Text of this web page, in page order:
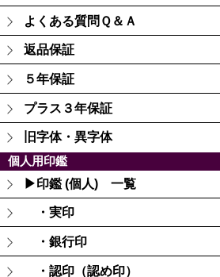
よくある質問Ｑ＆Ａ
返品保証
５年保証
プラス３年保証
旧字体・異字体
個人用印鑑
▶印鑑 (個人) 一覧
・実印
・銀行印
・認印（認め印）